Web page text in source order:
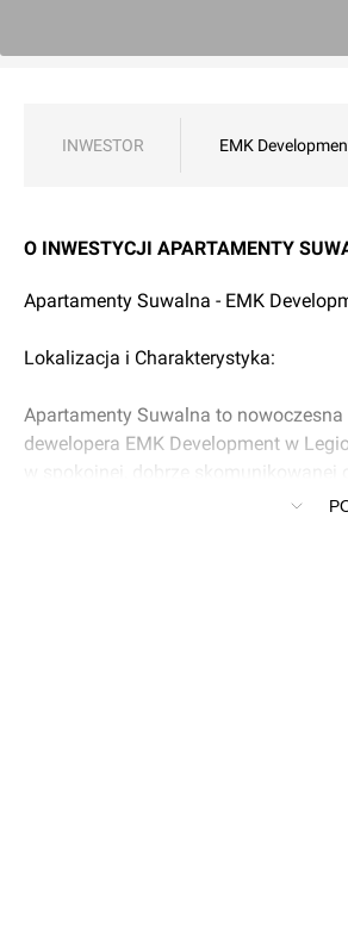
INWESTOR EMK
O INWESTYCJI APARTAMENTY
Apartamenty Suwalna - EMK
Lokalizacja i Charakterystyka:
Apartamenty Suwalna to
dewelopera EMK Development w
w spokojnej, dobrze
infrastruktury miejskiej, szkół,